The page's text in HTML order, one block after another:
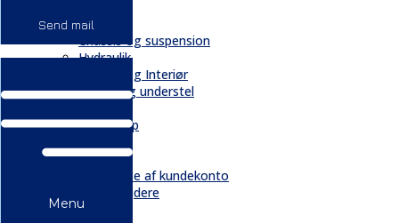
Send mail
Menu
Bånd
Chassis og suspension
Hydraulik
Kabiner og Interiør
Kæder og understel
Quickshop
Kontakt
Oprettelse af kundekonto
Medarbejdere
Profil